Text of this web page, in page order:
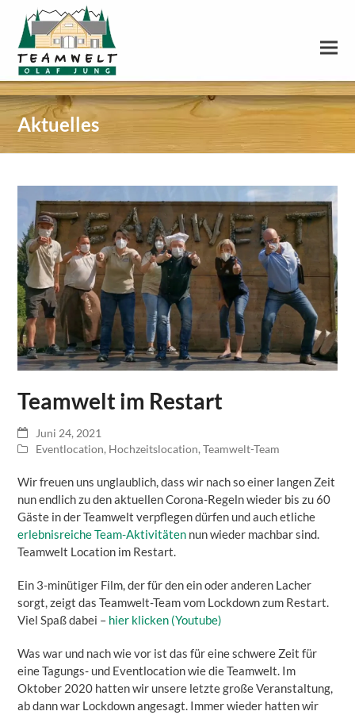
Aktuelles
Teamwelt im Restart
Juni 24, 2021
Eventlocation, Hochzeitslocation,Teamwelt-Team
Wir freuen uns unglaublich, dass wir nach so einer langen Zeit
nun endlich zu den aktuellen Corona-Regeln wieder bis zu 60
Gäste in der Teamwelt verpflegen dürfen und auch etliche
erlebnisreiche Team-Aktivitäten nun wieder machbar sind.
Teamwelt Location im Restart.
Ein 3-minütiger Film, der für den ein oder anderen Lacher
sorgt, zeigt das Teamwelt-Team vom Lockdown zum Restart.
Viel Spaß dabei – hier klicken (Youtube)
Was war und nach wie vor ist das für eine schwere Zeit für
eine Tagungs- und Eventlocation wie die Teamwelt. Im
Oktober 2020 hatten wir unsere letzte große Veranstaltung,
ab dann war Lockdown angesagt. Immer wieder hatten wir